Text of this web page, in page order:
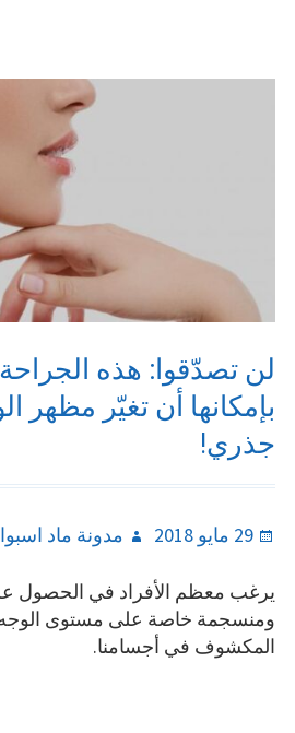
لن تصدّقوا: هذه
بإمكانها أن تغيّر مظهر
جذري!
Posted
29 مايو 2018 Author
مدونة ماد
يرغب معظم الأفراد في الحصول
ومنسجمة خاصة على مستوى الوجه
المكشوف في أجسامنا.